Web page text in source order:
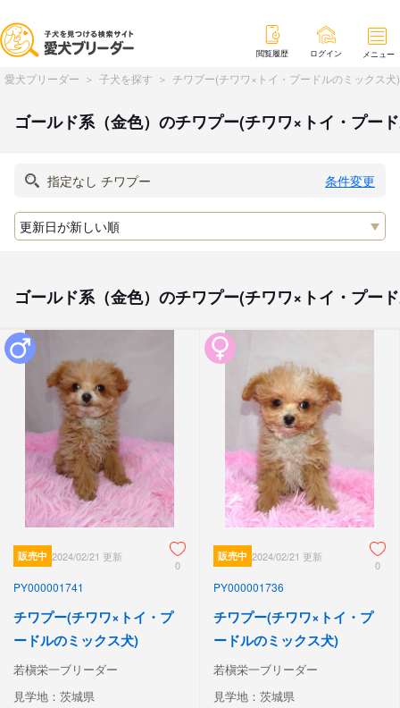
閲覧履歴 ログイン メニュー
愛犬ブリーダー 子犬を探す チワプー(チワワ×トイ・プードルのミックス
ゴールド系（金色）のチワプー(チワワ×トイ・プー
条件変更
ゴールド系（金色）のチワプー(チワワ×トイ・プー
販売中 2024/02/21 更新
0
PY000001741
チワプー(チワワ×トイ・プ
ードルのミックス犬)
若槇栄一ブリーダー
見学地：茨城県
販売中 2024/02/21 更新
0
PY000001736
チワプー(チワワ×トイ・プ
ードルのミックス犬)
若槇栄一ブリーダー
見学地：茨城県